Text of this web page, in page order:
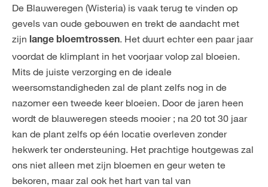
De Blauweregen (Wisteria) is vaak terug te vinden op
gevels van oude gebouwen en trekt de aandacht met
zijn lange bloemtrossen. Het duurt echter een paar jaar
voordat de klimplant in het voorjaar volop zal bloeien.
Mits de juiste verzorging en de ideale
weersomstandigheden zal de plant zelfs nog in de
nazomer een tweede keer bloeien. Door de jaren heen
wordt de blauweregen steeds mooier ; na 20 tot 30 jaar
kan de plant zelfs op één locatie overleven zonder
hekwerk ter ondersteuning. Het prachtige houtgewas zal
ons niet alleen met zijn bloemen en geur weten te
bekoren, maar zal ook het hart van tal van